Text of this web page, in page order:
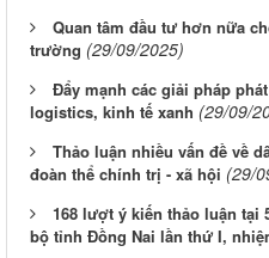
Quan tâm đầu tư hơn nữa
trường (29/09/2025)
Đẩy mạnh các giải pháp
logistics, kinh tế xanh (29/09/
Thảo luận nhiều vấn đề về
đoàn thể chính trị - xã hội (29/
168 lượt ý kiến thảo luận tại
bộ tỉnh Đồng Nai lần thứ I,